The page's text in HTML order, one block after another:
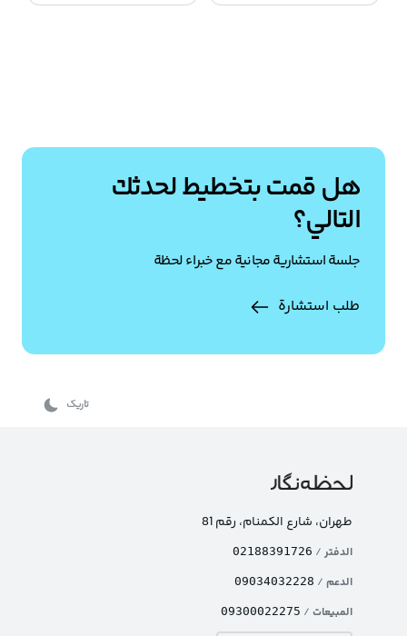
هل قمت بتخطيط لحدثك
التالي؟
جلسة استشارية مجانية مع خبراء لحظة
طلب استشارة
تاریک
طهران، شارع الکمنام، رقم 81
الدفتر /
02188391726
الدعم /
09034032228
المبيعات /
09300022275